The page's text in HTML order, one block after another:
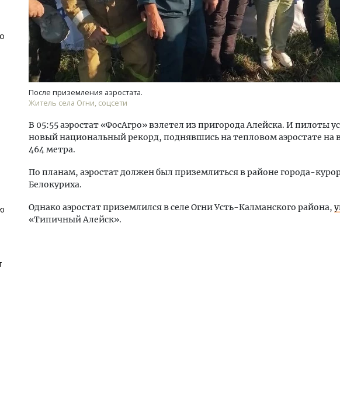
После приземления аэростата.
Житель села Огни, соцсети
В 05:55 аэростат «ФосАгро» взлетел из пригорода Алейска. И пилоты
новый национальный рекорд, поднявшись на тепловом аэростате на
464 метра.
По планам, аэростат должен был приземлиться в районе города-
Белокуриха.
Однако аэростат приземлился в селе Огни Усть-Калманского района,
«Типичный Алейск».
Двухуровневые номера и
Каким будет новый
«Белкур» в Белокурихе
ДОМА И КВАРТИРЫ